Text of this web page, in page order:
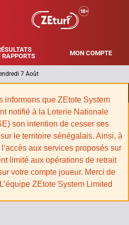
RAPPORTS
MON COMPTE
7 Août
informons que ZEtote System
notifié à la Loterie Nationale
son intention de cesser ses
le territoire sénégalais. Ainsi, à
aux services proposés sur
limité aux opérations de retrait
votre compte joueur. Merci de
ZEtote System Limited